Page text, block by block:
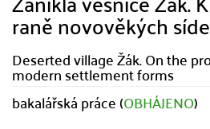
raně novověkých
Deserted village Žák. On the
modern settlement forms
bakalářská práce (OBHÁJENO)